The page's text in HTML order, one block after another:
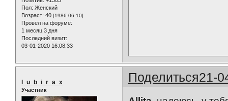
Пол: Женский
Возраст: 40 [1986-06-10]
Провел на форуме:
1 месяц 3 дня
Последний визит:
03-01-2020 16:08:33
Поделиться21-
l_u_b_i_r_a_x
Участник